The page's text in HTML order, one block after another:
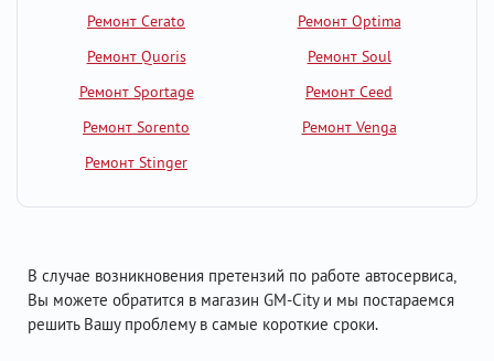
Ремонт Cerato
Ремонт Optima
Ремонт Quoris
Ремонт Soul
Ремонт Sportage
Ремонт Ceed
Ремонт Sorento
Ремонт Venga
Ремонт Stinger
В случае возникновения претензий по работе автосервиса,
Вы можете обратится в магазин GM-City и мы постараемся
решить Вашу проблему в самые короткие сроки.